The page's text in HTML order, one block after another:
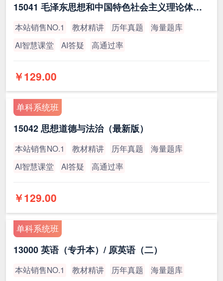
15041 毛泽东思想和中国特色社会主义理论体系概论（最新版）
本站销售NO.1 教材精讲 历年真题
海量题库
AI智慧课堂
AI答疑 高通过率
￥129.00
单科系统班
15042 思想道德与法治（最新版）
本站销售NO.1 教材精讲 历年真题
海量题库
AI智慧课堂
AI答疑 高通过率
￥129.00
单科系统班
13000 英语（专升本）/ 原英语（二）
本站销售NO.1 教材精讲 历年真题
海量题库